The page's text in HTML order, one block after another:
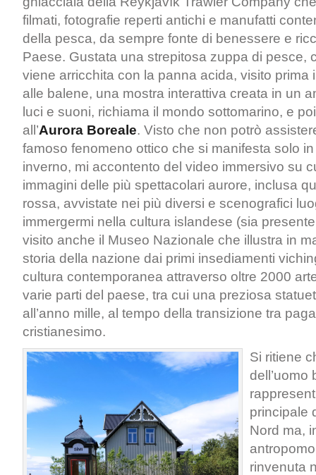
filmati, fotografie reperti antichi e manufatti
della pesca, da sempre fonte di benessere e
Paese. Gustata una strepitosa zuppa di pesce,
viene arricchita con la panna acida, visito prima
alle balene, una mostra interattiva creata in un
luci e suoni, richiama il mondo sottomarino, e
all’Aurora Boreale. Visto che non potrò
famoso fenomeno ottico che si manifesta solo
inverno, mi accontento del video immersivo su
immagini delle più spettacolari aurore, inclusa
rossa, avvistate nei più diversi e scenografici
immergermi nella cultura islandese (sia
visito anche il Museo Nazionale che illustra in
storia della nazione dai primi insediamenti
cultura contemporanea attraverso oltre 2000
varie parti del paese, tra cui una preziosa
all’anno mille, al tempo della transizione tra
cristianesimo.
Si ritiene
dell’uomo
principale
Nord ma,
rinvenuta